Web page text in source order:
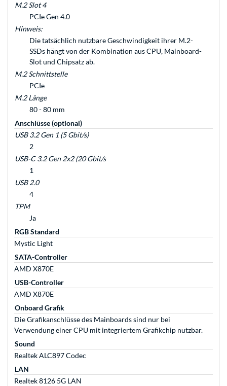
M.2 Slot 4
PCIe Gen 4.0
Hinweis:
Die tatsächlich nutzbare Geschwindigkeit ihrer M.2-
SSDs hängt von der Kombination aus CPU, Mainboard-
Slot und Chipsatz ab.
M.2 Schnittstelle
PCIe
M.2 Länge
80 - 80 mm
Anschlüsse (optional)
USB 3.2 Gen 1 (5 Gbit/s)
2
USB-C 3.2 Gen 2x2 (20 Gbit/s
1
USB 2.0
4
TPM
Ja
RGB Standard
Mystic Light
SATA-Controller
AMD X870E
USB-Controller
AMD X870E
Onboard Grafik
Die Grafikanschlüsse des Mainboards sind nur bei
Verwendung einer CPU mit integriertem Grafikchip nutzbar.
Sound
Realtek ALC897 Codec
LAN
Realtek 8126 5G LAN